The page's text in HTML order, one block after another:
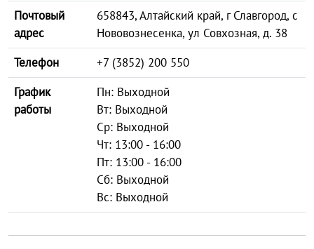
Почтовый
адрес
658843, Алтайский край, г Славгород, с
Нововознесенка, ул Совхозная, д. 38
Телефон
+7 (3852) 200 550
График
работы
Пн: Выходной
Вт: Выходной
Ср: Выходной
Чт: 13:00 - 16:00
Пт: 13:00 - 16:00
Сб: Выходной
Вс: Выходной